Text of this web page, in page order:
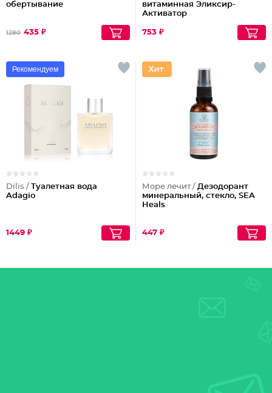
обертывание
1280 435 ₽
витаминная Эликсир-
Активатор
753 ₽
Рекомендуем
Dilis / Туалетная вода
Adagio
1449 ₽
Море лечит / Дезодорант
минеральный, стекло, SEA
Heals
447 ₽